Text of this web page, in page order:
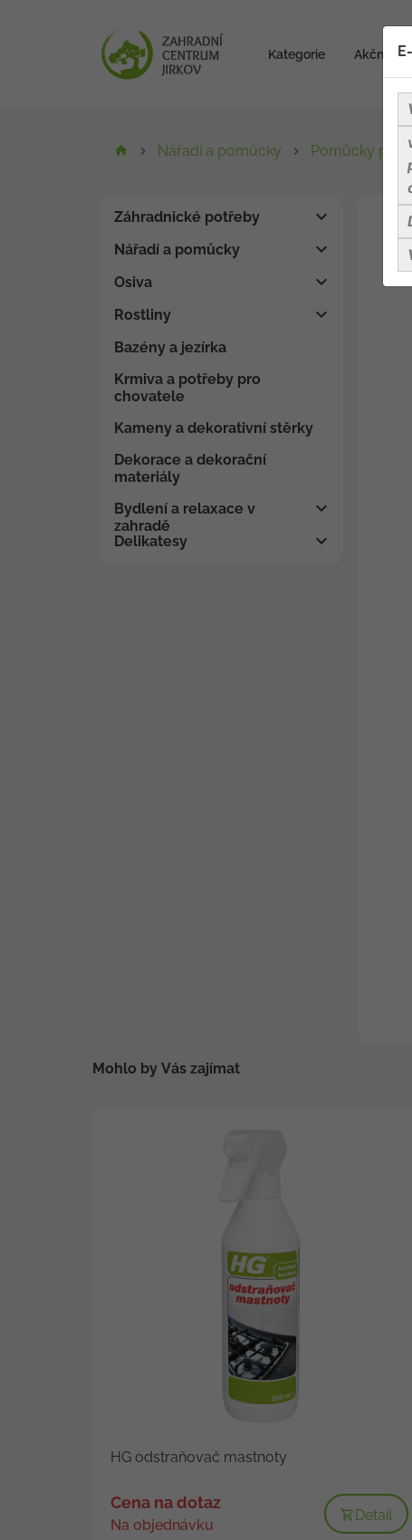
Kategorie Akční
Nářadí a pomůcky Pomůcky pro
Záhradnické potřeby
Nářadí a pomůcky
Osiva
Rostliny
Bazény a jezírka
Krmiva a potřeby pro
chovatele
Kameny a dekorativní stěrky
Dekorace a dekorační
materiály
Bydlení a relaxace v
zahradě
Delikatesy
Mohlo by Vás zajímat
HG odstraňovač mastnoty
Cena na dotaz
Na objednávku
Detail